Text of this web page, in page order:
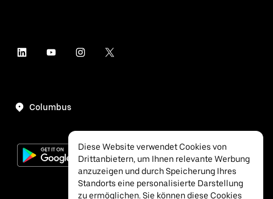
Columbus
Diese Website verwendet Cookies von
Drittanbietern, um Ihnen relevante Werbung
anzuzeigen und durch Speicherung Ihres
Standorts eine personalisierte Darstellung
zu ermöglichen. Sie können diese Cookies